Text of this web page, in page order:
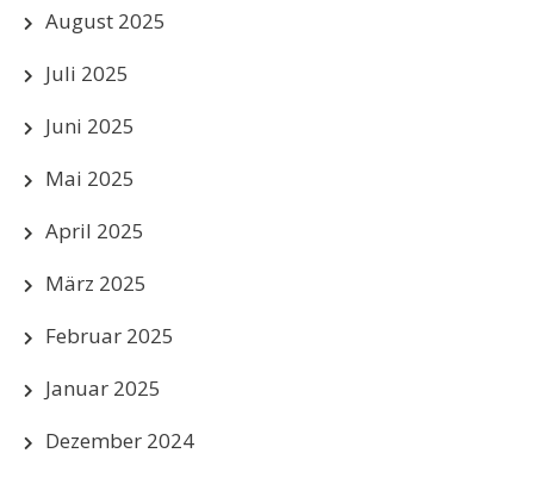
August 2025
Juli 2025
Juni 2025
Mai 2025
April 2025
März 2025
Februar 2025
Januar 2025
Dezember 2024